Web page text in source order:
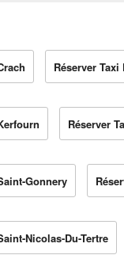
Réserver
Réserver
Gonnery
Nicolas-Du-Tertre